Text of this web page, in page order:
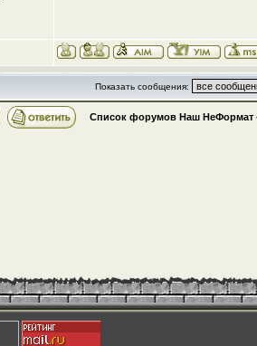
Показать сообщения:
Список форумов Наш НеФормат